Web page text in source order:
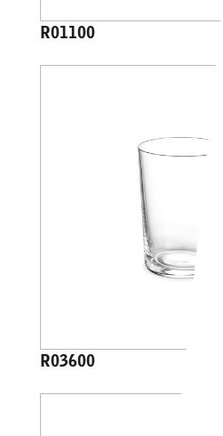
R01100
R03600